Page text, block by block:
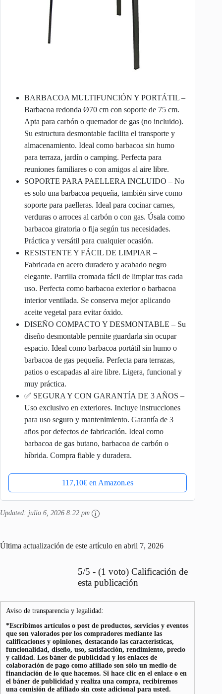
BARBACOA MULTIFUNCIÓN Y PORTÁTIL –
Barbacoa redonda Ø70 cm con soporte de 75 cm.
Apta para carbón o quemador de gas (no incluido).
Su estructura desmontable facilita el transporte y
almacenamiento. Ideal como barbacoa sin humo
para terraza, jardín o camping. Perfecta para
reuniones familiares o con amigos al aire libre.
SOPORTE PARA PAELLERA INCLUIDO – No
es solo una barbacoa pequeña, también sirve como
soporte para paelleras. Ideal para cocinar carnes,
verduras o arroces al carbón o con gas. Úsala como
barbacoa giratoria o fija según tus necesidades.
Práctica y versátil para cualquier ocasión.
RESISTENTE Y FÁCIL DE LIMPIAR –
Fabricada en acero duradero y acabado negro
elegante. Parrilla cromada fácil de limpiar tras cada
uso. Perfecta como barbacoa exterior o barbacoa
interior ventilada. Se conserva mejor aplicando
aceite vegetal para evitar óxido.
DISEÑO COMPACTO Y DESMONTABLE – Su
diseño desmontable permite guardarla sin ocupar
espacio. Ideal como barbacoa portátil sin humo o
barbacoa de gas pequeña. Perfecta para terrazas,
patios o escapadas al aire libre. Ligera, funcional y
muy práctica.
✅ SEGURA Y CON GARANTÍA DE 3 AÑOS –
Uso exclusivo en exteriores. Incluye instrucciones
para uso seguro y mantenimiento. Garantía de 3
años por defectos de fabricación. Ideal como
barbacoa de gas butano, barbacoa de carbón o
híbrida. Compra fiable y duradera.
117,10€ en Amazon.es
Updated: julio 6, 2026 8:22 pm
Última actualización de este artículo en abril 7, 2026
5/5 - (1 voto) Calificación de
esta publicación
Aviso de transparencia y legalidad:
*Escribimos artículos o post de productos, servicios y eventos
que son valorados por los compradores mediante las
calificaciones y opiniones, destacando las características,
funcionalidad, diseño, uso, satisfacción, rendimiento, precio
y calidad. Los báner de publicidad y los enlaces de
colaboración de pago como afiliado son sólo un medio de
financiación de lo que hacemos. Si hace clic en el enlace o en
el báner de publicidad y realiza una compra, recibiremos
una comisión de afiliado sin coste adicional para usted.